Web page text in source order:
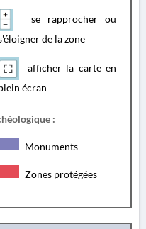
se rapprocher ou
de la zone
afficher la carte en
écran
:
Monuments
Zones protégées